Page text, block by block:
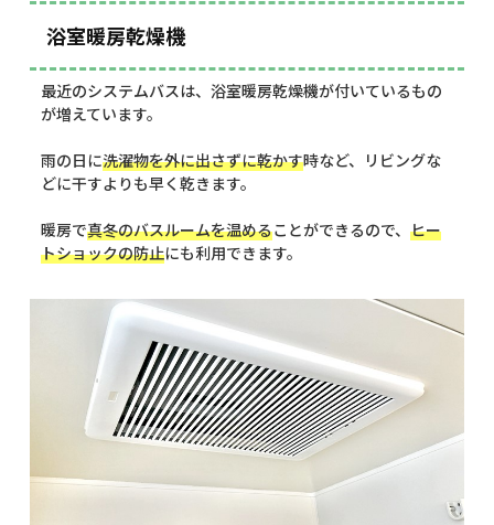
浴室暖房乾燥機
最近のシステムバスは、浴室暖房乾燥機が付いているもの
が増えています。
雨の日に洗濯物を外に出さずに乾かす時など、リビングな
どに干すよりも早く乾きます。
暖房で真冬のバスルームを温めることができるので、 ヒー
トショックの防止にも利用できます。